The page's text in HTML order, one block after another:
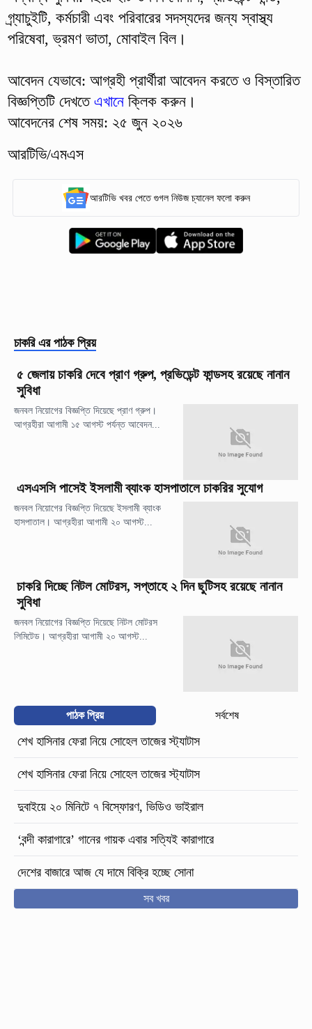
গ্র্যাচুইটি, কর্মচারী এবং পরিবারের সদস্যদের জন্য স্বাস্থ্য
পরিষেবা, ভ্রমণ ভাতা, মোবাইল বিল।
আবেদন যেভাবে: আগ্রহী প্রার্থীরা আবেদন করতে ও বিস্তারিত
বিজ্ঞপ্তিটি দেখতেএখানেক্লিক করুন।
আবেদনের শেষ সময়: ২৫ জুন ২০২৬
আরটিভি/এমএস
আরটিভি খবর পেতে গুগল নিউজ চ্যানেল ফলো করুন
চাকরি এর পাঠক প্রিয়
৫ জেলায় চাকরি দেবে প্রাণ গ্রুপ, প্রভিডেন্ট ফান্ডসহ রয়েছে নানান
সুবিধা
জনবল নিয়োগের বিজ্ঞপ্তি দিয়েছে প্রাণ গ্রুপ।
আগ্রহীরা আগামী ১৫ আগস্ট পর্যন্ত আবেদন...
এসএসসি পাসেই ইসলামী ব্যাংক হাসপাতালে চাকরির সুযোগ
জনবল নিয়োগের বিজ্ঞপ্তি দিয়েছে ইসলামী ব্যাংক
হাসপাতাল। আগ্রহীরা আগামী ২০ আগস্ট...
চাকরি দিচ্ছে নিটল মোটরস, সপ্তাহে ২ দিন ছুটিসহ রয়েছে নানান
সুবিধা
জনবল নিয়োগের বিজ্ঞপ্তি দিয়েছে নিটল মোটরস
লিমিটেড। আগ্রহীরা আগামী ২০ আগস্ট...
পাঠক প্রিয় সর্বশেষ
শেখ হাসিনার ফেরা নিয়ে সোহেল তাজের স্ট্যাটাস
শেখ হাসিনার ফেরা নিয়ে সোহেল তাজের স্ট্যাটাস
দুবাইয়ে ২০ মিনিটে ৭ বিস্ফোরণ, ভিডিও ভাইরাল
‘বন্দী কারাগারে’ গানের গায়ক এবার সত্যিই কারাগারে
দেশের বাজারে আজ যে দামে বিক্রি হচ্ছে সোনা
সব খবর